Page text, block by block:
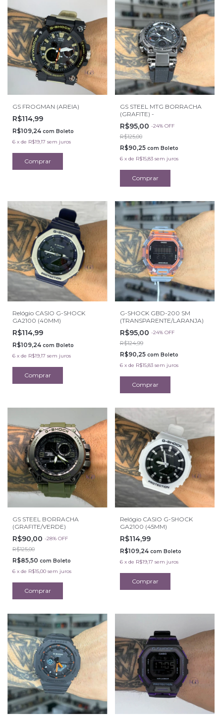
GS FROGMAN (AREIA)
R$114,99
R$109,24 com Boleto
6 x de R$19,17 sem juros
GS STEEL MTG BORRACHA
(GRAFITE) -
R$95,00 -24% OFF
R$125,00
R$90,25 com Boleto
6 x de R$15,83 sem juros
Relógio CASIO G-SHOCK
GA2100 (40MM)
R$114,99
R$109,24 com Boleto
6 x de R$19,17 sem juros
G-SHOCK GBD-200 SM
(TRANSPARENTE/LARANJA)
R$95,00 -24% OFF
R$124,99
R$90,25 com Boleto
6 x de R$15,83 sem juros
GS STEEL BORRACHA
(GRAFITE/VERDE)
R$90,00 -28% OFF
R$125,00
R$85,50 com Boleto
6 x de R$15,00 sem juros
Relógio CASIO G-SHOCK
GA2100 (45MM)
R$114,99
R$109,24 com Boleto
6 x de R$19,17 sem juros